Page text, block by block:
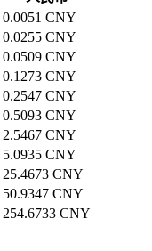
0.0051 CNY
0.0255 CNY
0.0509 CNY
0.1273 CNY
0.2547 CNY
0.5093 CNY
2.5467 CNY
5.0935 CNY
25.4673 CNY
50.9347 CNY
254.6733 CNY